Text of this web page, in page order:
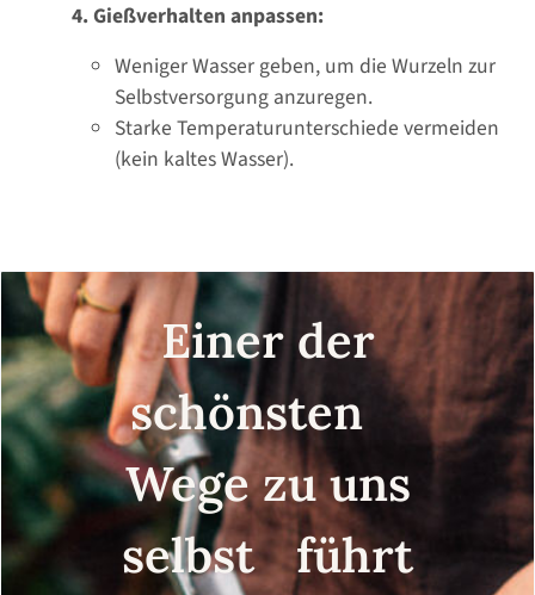
4.Gießverhalten anpassen:
Weniger Wasser geben, um die Wurzeln zur
Selbstversorgung anzuregen.
Starke Temperaturunterschiede vermeiden
(kein kaltes Wasser).
Einer der
schönsten
Wege zu uns
selbst führt